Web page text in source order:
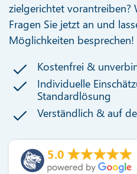
zielgerichtet vorantreiben?
Fragen Sie jetzt an und
Möglichkeiten besprechen!
Kostenfrei &
Individuelle
Standardlösung
Verständlich & auf
5.0